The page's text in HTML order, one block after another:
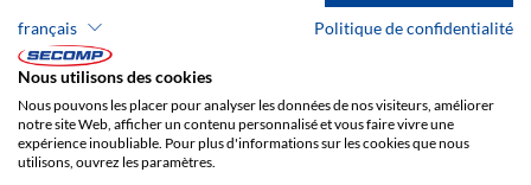
Brands
français
Politique de confidentialité
Nous utilisons des cookies
Nous pouvons les placer pour analyser les données de nos visiteurs, améliorer
notre site Web, afficher un contenu personnalisé et vous faire vivre une
expérience inoubliable. Pour plus d'informations sur les cookies que nous
utilisons, ouvrez les paramètres.